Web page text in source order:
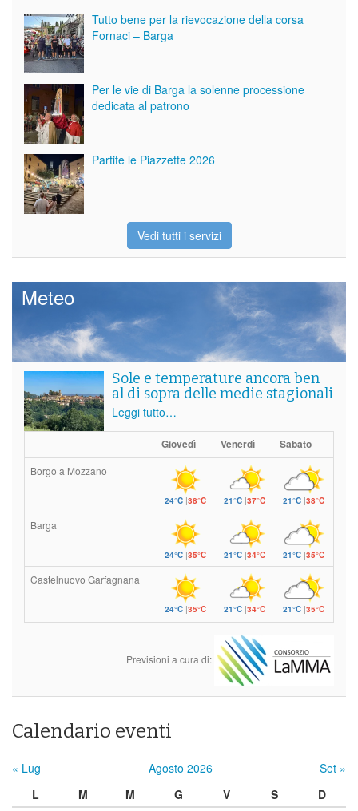
Tutto bene per la rievocazione della corsa
Fornaci – Barga
Per le vie di Barga la solenne processione
dedicata al patrono
Partite le Piazzette 2026
Vedi tutti i servizi
Meteo
Sole e temperature ancora ben
al di sopra delle medie stagionali
Leggi tutto…
Giovedì Venerdì Sabato
Borgo a Mozzano
24°C |38°C 21°C |37°C 21°C |38°C
Barga
24°C |35°C 21°C |34°C 21°C |35°C
Castelnuovo Garfagnana
24°C |35°C 21°C |34°C 21°C |35°C
Previsioni a cura di:
Calendario eventi
« Lug Agosto 2026
Set »
L
M M G V S
D